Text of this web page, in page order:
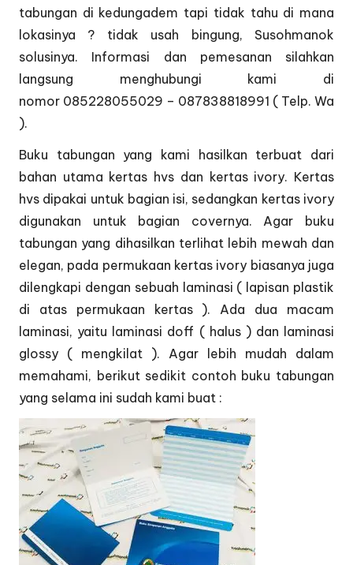
tabungan di kedungadem tapi tidak tahu di mana
lokasinya ? tidak usah bingung, Susohmanok
solusinya. Informasi dan pemesanan silahkan
langsung menghubungi kami di
nomor 085228055029 – 087838818991 ( Telp. Wa
).
Buku tabungan yang kami hasilkan terbuat dari
bahan utama kertas hvs dan kertas ivory. Kertas
hvs dipakai untuk bagian isi, sedangkan kertas ivory
digunakan untuk bagian covernya. Agar buku
tabungan yang dihasilkan terlihat lebih mewah dan
elegan, pada permukaan kertas ivory biasanya juga
dilengkapi dengan sebuah laminasi ( lapisan plastik
di atas permukaan kertas ). Ada dua macam
laminasi, yaitu laminasi doff ( halus ) dan laminasi
glossy ( mengkilat ). Agar lebih mudah dalam
memahami, berikut sedikit contoh buku tabungan
yang selama ini sudah kami buat :